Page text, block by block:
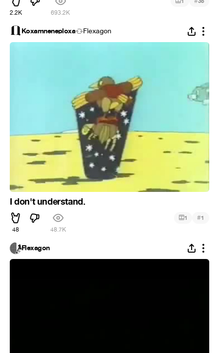
2.2K 693.2K
Koxamneneploxa Flexagon
I don't understand.
48 48.7K
1 #1
Flexagon